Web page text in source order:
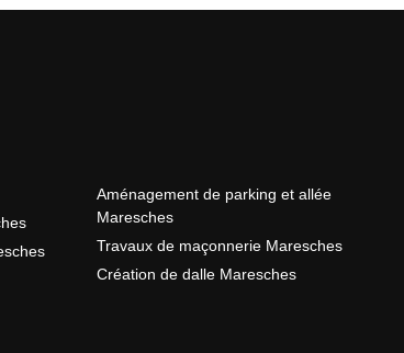
Aménagement de parking et allée
Maresches
Travaux de maçonnerie Maresches
Création de dalle Maresches